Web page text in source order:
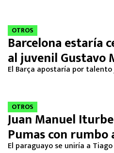
OTROS
Barcelona estaría
al juvenil Gustavo
El Barça apostaría por
OTROS
Juan Manuel
Pumas con rumbo
El paraguayo se uniría a